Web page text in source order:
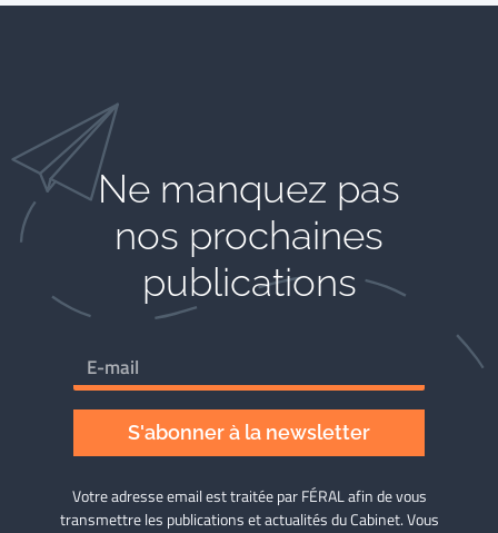
Ne manquez pas
nos prochaines
publications
S'abonner à la newsletter
Votre adresse email est traitée par FÉRAL afin de vous
transmettre les publications et actualités du Cabinet. Vous